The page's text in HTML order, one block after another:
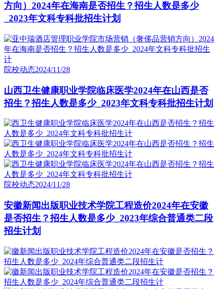
方向）2024年在海南是否招生？招生人数是多少
_2023年文科专科批招生计划
院校动态2024/11/28
山西卫生健康职业学院临床医学2024年在山西是否
招生？招生人数是多少_2023年文科专科批招生计划
院校动态2024/11/28
安徽新闻出版职业技术学院工程造价2024年在安徽
是否招生？招生人数是多少_2023年综合普通类二段
招生计划